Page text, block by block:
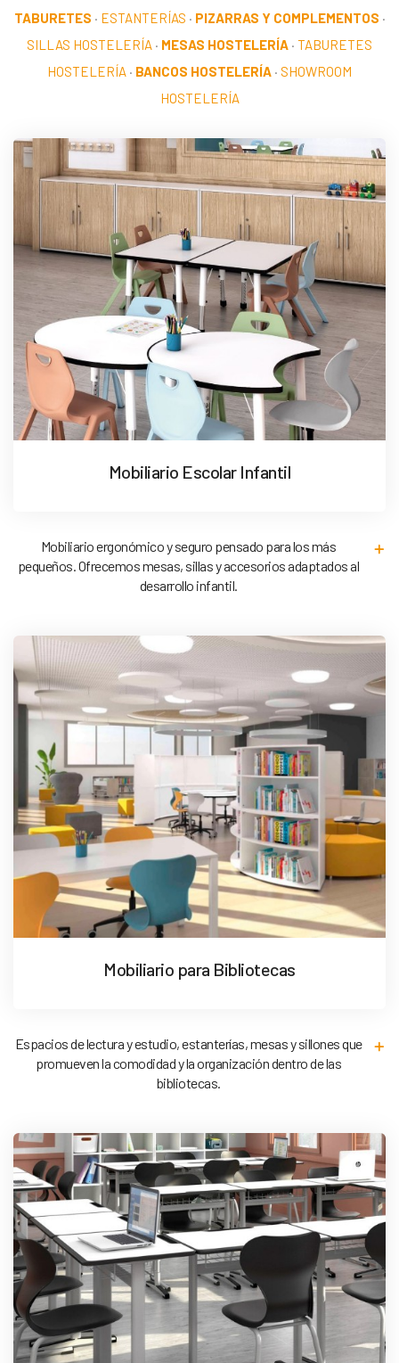
TABURETES · ESTANTERÍAS · PIZARRAS Y COMPLEMENTOS ·
SILLAS HOSTELERÍA · MESAS HOSTELERÍA · TABURETES
HOSTELERÍA · BANCOS HOSTELERÍA · SHOWROOM
HOSTELERÍA
Mobiliario Escolar Infantil
Mobiliario ergonómico y seguro pensado para los más
pequeños. Ofrecemos mesas, sillas y accesorios adaptados al
desarrollo infantil.
Mobiliario para Bibliotecas
Espacios de lectura y estudio, estanterías, mesas y sillones que
promueven la comodidad y la organización dentro de las
bibliotecas.